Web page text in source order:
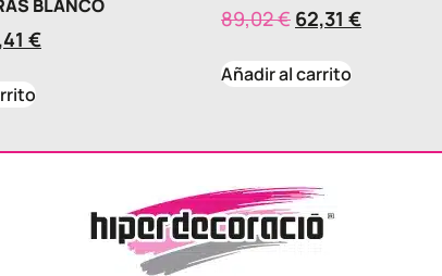
BLANCO
€
89,02€ 62,31 €
Añadir al carrito